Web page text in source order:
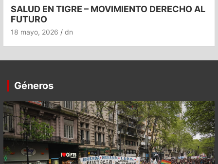
SALUD EN TIGRE – MOVIMIENTO DERECHO AL
FUTURO
18 mayo, 2026 dn
Géneros